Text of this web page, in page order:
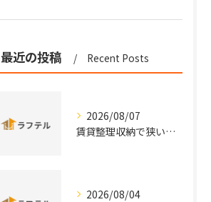
最近の投稿 Recent Posts
2026/08/07
賃貸整理収納で狭い部屋も片付く効率的な実践術と手軽アイデアまとめ
2026/08/04